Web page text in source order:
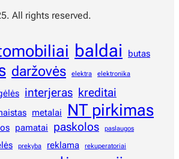
All rights reserved.
baldai
butas
daržovės elektra elektronika
interjeras kreditai
metalai NT pirkimas
pamatai paskolos paslaugos
prekyba reklama rekuperatoriai